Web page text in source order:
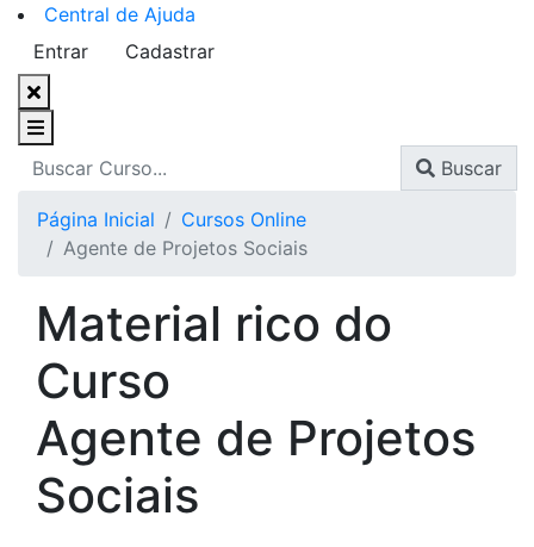
Central de Ajuda
Entrar
Cadastrar
Buscar
Página Inicial
Cursos Online
Agente de Projetos Sociais
Material rico do
Curso
Agente de Projetos
Sociais